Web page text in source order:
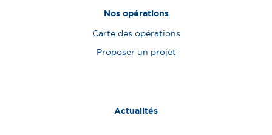
Nos opérations
Carte des opérations
Proposer un projet
Actualités